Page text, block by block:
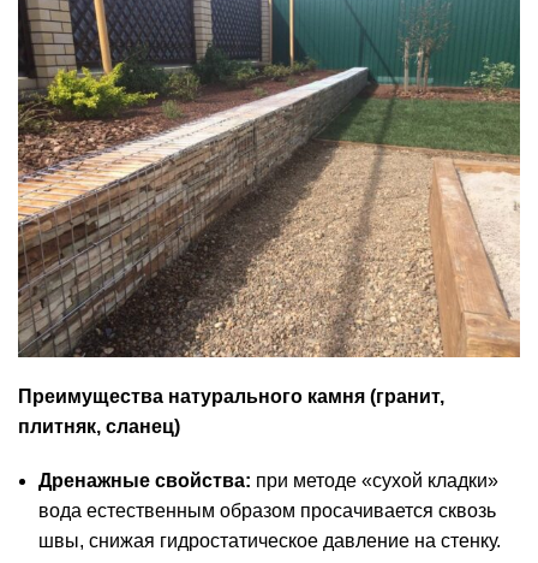
Преимущества натурального камня (гранит,
плитняк, сланец)
Дренажные свойства: при методе «сухой кладки»
вода естественным образом просачивается сквозь
швы, снижая гидростатическое давление на стенку.